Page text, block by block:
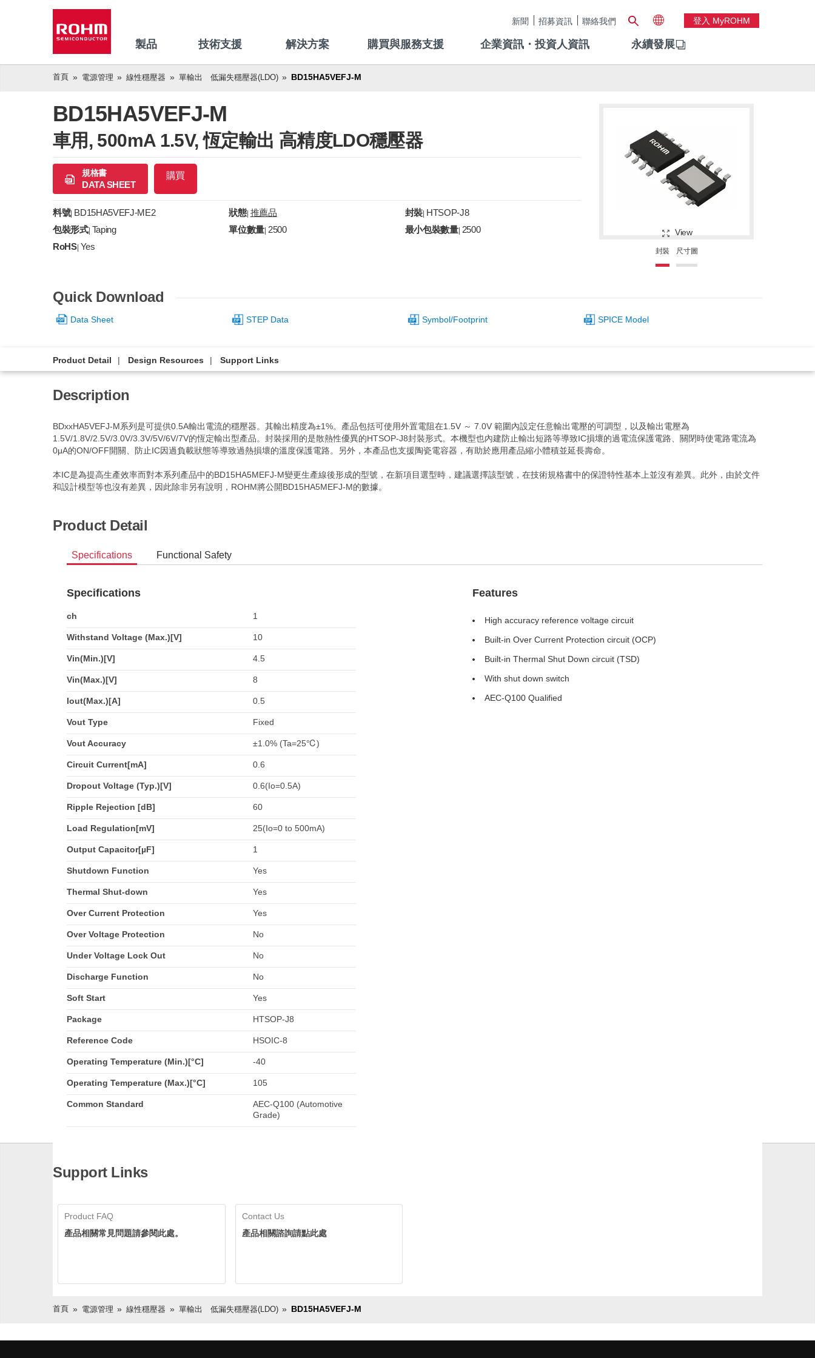
新聞 招募資訊 聯絡我們 登入 MyROHM
製品 技術支援 解決方案 購買與服務支援 企業資訊・投資人資訊 永續發展
首頁 電源管理 線性穩壓器 單輸出 低漏失穩壓器(LDO) BD15HA5VEFJ-M
BD15HA5VEFJ-M
車用, 500mA 1.5V, 恆定輸出 高精度LDO穩壓器
規格書
DATA SHEET
購買
料號| BD15HA5VEFJ-ME2 狀態| 推薦品 封裝 HTSOP-J8
包裝形式| Taping 單位數量 |2500 最小包裝數量| 2500
RoHS| Yes
View
封裝 尺寸圖
Quick Download
Data Sheet STEP Data Symbol/Footprint SPICE Model
Product Detail Design Resources Support Links
Description
BDxxHA5VEFJ-M系列是可提供0.5A輸出電流的穩壓器。其輸出精度為±1%。產品包括可使用外置電阻在1.5V ～ 7.0V 範圍內設定任意輸出電壓的可調型，以及輸出電壓為
1.5V/1.8V/2.5V/3.0V/3.3V/5V/6V/7V的恆定輸出型產品。封裝採用的是散熱性優異的HTSOP-J8封裝形式。本機型也內建防止輸出短路等導致IC損壞的過電流保護電路、關閉時使電路電流為
0μA的ON/OFF開關、防止IC因過負載狀態等導致過熱損壞的溫度保護電路。另外，本產品也支援陶瓷電容器，有助於應用產品縮小體積並延長壽命。
本IC是為提高生產效率而對本系列產品中的BD15HA5MEFJ-M變更生產線後形成的型號，在新項目選型時，建議選擇該型號，在技術規格書中的保證特性基本上並沒有差異。此外，由於文件
和設計模型等也沒有差異，因此除非另有說明，ROHM將公開BD15HA5MEFJ-M的數據。
Product Detail
Specifications Functional Safety
Specifications
ch 1
Withstand Voltage (Max.)[V] 10
Vin(Min.)[V] 4.5
Vin(Max.)[V] 8
Iout(Max.)[A] 0.5
Vout Type Fixed
Vout Accuracy ±1.0% (Ta=25℃)
Circuit Current[mA] 0.6
Dropout Voltage (Typ.)[V] 0.6(Io=0.5A)
Ripple Rejection [dB] 60
Load Regulation[mV] 25(Io=0 to 500mA)
Output Capacitor[µF] 1
Shutdown Function Yes
Thermal Shut-down Yes
Over Current Protection Yes
Over Voltage Protection No
Under Voltage Lock Out No
Discharge Function No
Soft Start Yes
Package HTSOP-J8
Reference Code HSOIC-8
Operating Temperature (Min.)[°C] -40
Operating Temperature (Max.)[°C] 105
Common Standard
AEC-Q100 (Automotive
Grade)
Features
High accuracy reference voltage circuit
Built-in Over Current Protection circuit (OCP)
Built-in Thermal Shut Down circuit (TSD)
With shut down switch
AEC-Q100 Qualified
Support Links
Product FAQ
產品相關常見問題請參閱此處。
Contact Us
產品相關諮詢請點此處
首頁 電源管理 線性穩壓器 單輸出 低漏失穩壓器(LDO) BD15HA5VEFJ-M